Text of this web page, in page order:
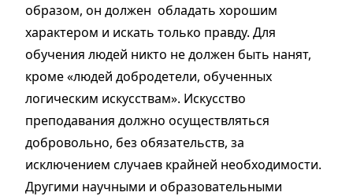
образом, он должен обладать хорошим
характером и искать только правду. Для
обучения людей никто не должен быть нанят,
кроме «людей добродетели, обученных
логическим искусствам». Искусство
преподавания должно осуществляться
добровольно, без обязательств, за
исключением случаев крайней необходимости.
Другими научными и образовательными